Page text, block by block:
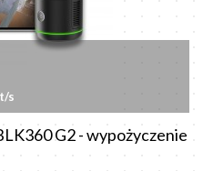
s
G2 - wypożyczenie